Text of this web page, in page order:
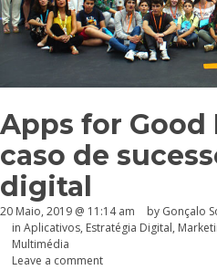
Apps for
caso de
digital
20 Maio, 2019 @ 11:14 am by Gonçalo
in Aplicativos, Estratégia Digital,
Multimédia
Leave a comment